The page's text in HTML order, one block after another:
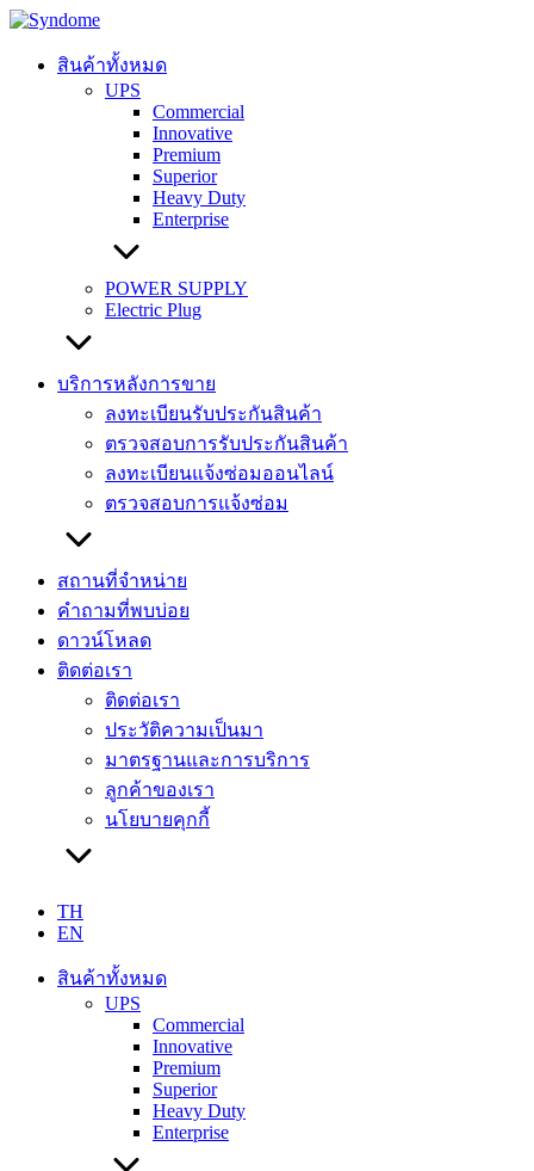
Skip
contentสินค้าทั้งหมด
UPS
Commercial
Innovative
Premium
Superior
Heavy Duty
Enterprise
POWER SUPPLY
Electric Plug
บริการหลังการขาย
ลงทะเบียนรับประกันสินค้า
ตรวจสอบการรับประกันสินค้า
ลงทะเบียนแจ้งซ่อมออนไลน์
ตรวจสอบการแจ้งซ่อม
สถานที่จำหน่าย
คำถามที่พบบ่อย
ดาวน์โหลด
ติดต่อเรา
ติดต่อเรา
ประวัติความเป็นมา
มาตรฐานและการบริการ
ลูกค้าของเรา
นโยบายคุกกี้
TH
EN
สินค้าทั้งหมด
UPS
Commercial
Innovative
Premium
Superior
Heavy Duty
Enterprise